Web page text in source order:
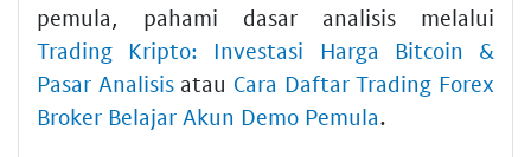
pemula, pahami dasar analisis melalui
Trading Kripto: Investasi Harga Bitcoin &
Pasar Analisisatau Cara Daftar Trading Forex
Broker Belajar Akun Demo Pemula.